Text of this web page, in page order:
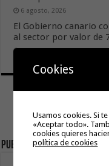
6 agosto, 2026
El Gobierno canario
al sector por valor de
6 agosto, 2026
Publicidad
Cookies
Usamos cookies. Si
«Aceptar todo».
cookies quieres
política de cookies